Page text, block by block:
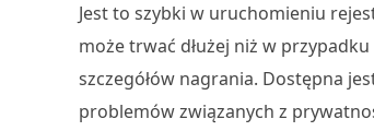
Jest to szybki w uruchomieniu
może trwać dłużej niż w
szczegółów nagrania. Dostępna
problemów związanych z